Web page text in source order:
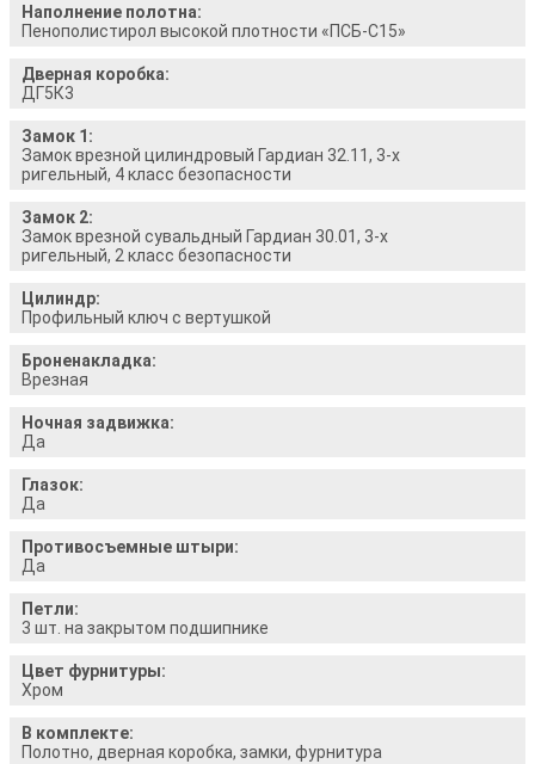
Наполнение полотна:
Пенополистирол высокой плотности «ПСБ-С15»
Дверная коробка:
ДГ5К3
Замок 1:
Замок врезной цилиндровый Гардиан 32.11, 3-х
ригельный, 4 класс безопасности
Замок 2:
Замок врезной сувальдный Гардиан 30.01, 3-х
ригельный, 2 класс безопасности
Цилиндр:
Профильный ключ с вертушкой
Броненакладка:
Врезная
Ночная задвижка:
Да
Глазок:
Да
Противосъемные штыри:
Да
Петли:
3 шт. на закрытом подшипнике
Цвет фурнитуры:
Хром
В комплекте:
Полотно, дверная коробка, замки, фурнитура